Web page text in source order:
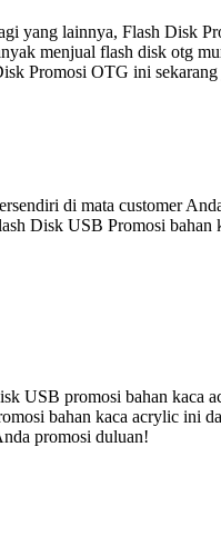
yang lainnya, Flash Disk
menjual flash disk otg
Promosi OTG ini
di mata customer
Disk USB Promosi bahan
USB promosi bahan kaca
bahan kaca acrylic ini
promosi duluan!